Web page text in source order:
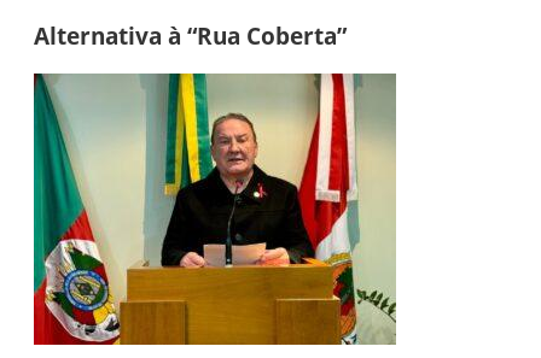
Alternativa à “Rua Coberta”